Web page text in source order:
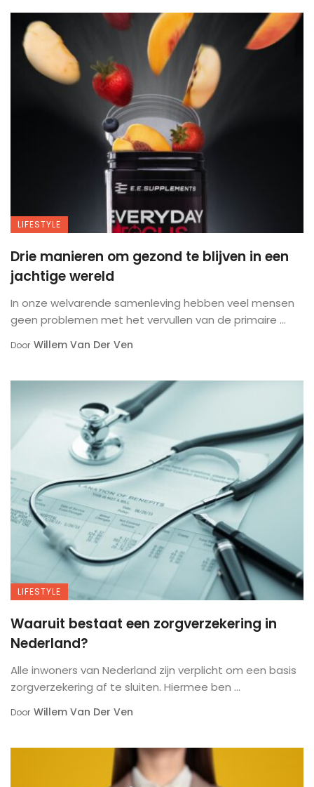
LIFESTYLE
Drie manieren om gezond te blijven in een
jachtige wereld
In onze welvarende samenleving hebben veel mensen
geen problemen met het vervullen van de primaire ...
Door Willem Van Der Ven
LIFESTYLE
Waaruit bestaat een zorgverzekering in
Nederland?
Alle inwoners van Nederland zijn verplicht om een basis
zorgverzekering af te sluiten. Hiermee ben ...
Door Willem Van Der Ven